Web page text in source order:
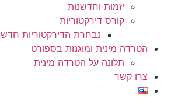
יזמות וחדשנות
קורס דירקטוריות
נבחרת הדירקטוריות חדש
הטרדה מינית ומוגנות בספורט
תלונה על הטרדה מינית
צרו קשר